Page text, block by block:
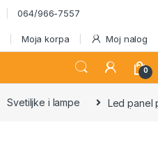
064/966-7557
Moja korpa Moj nalog
0
Svetiljke i lampe Led panel